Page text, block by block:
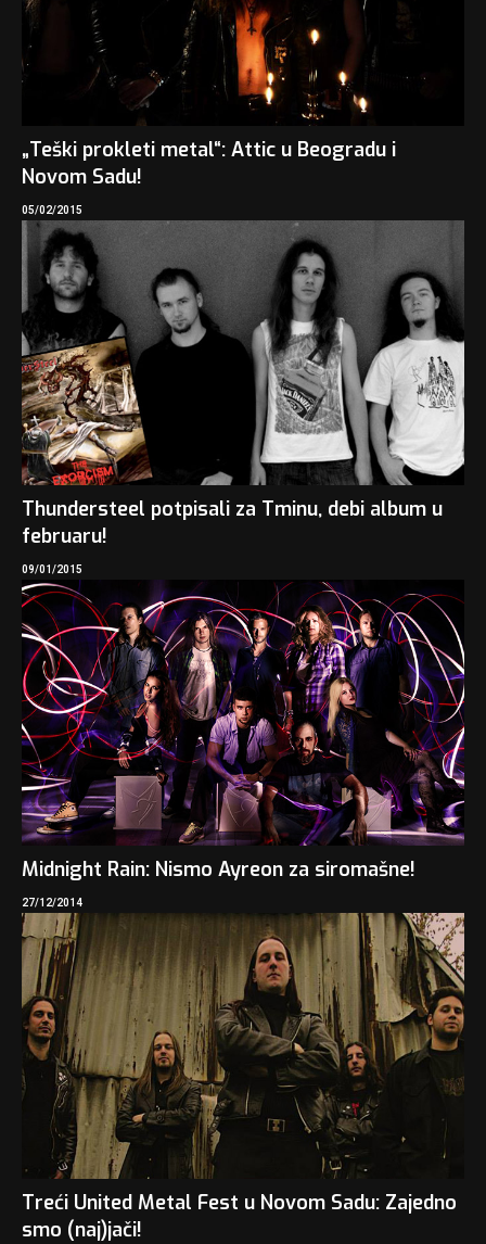
„Teški prokleti metal“: Attic u Beogradu i
Novom Sadu!
05/02/2015
Thundersteel potpisali za Tminu, debi album u
februaru!
09/01/2015
Midnight Rain: Nismo Ayreon za siromašne!
27/12/2014
Treći United Metal Fest u Novom Sadu: Zajedno
smo (naj)jači!